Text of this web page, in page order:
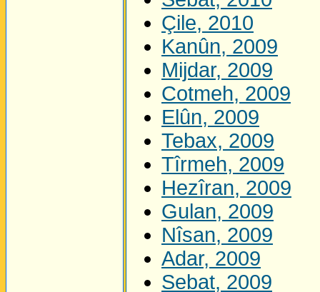
Çile, 2010
Kanûn, 2009
Mijdar, 2009
Cotmeh, 2009
Elûn, 2009
Tebax, 2009
Tîrmeh, 2009
Hezîran, 2009
Gulan, 2009
Nîsan, 2009
Adar, 2009
Sebat, 2009